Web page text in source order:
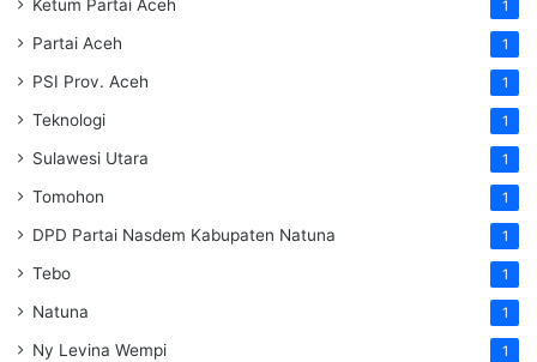
Ketum Partai Aceh 1
Partai Aceh 1
PSI Prov. Aceh 1
Teknologi 1
Sulawesi Utara 1
Tomohon 1
DPD Partai Nasdem Kabupaten Natuna 1
Tebo 1
Natuna 1
Ny Levina Wempi 1